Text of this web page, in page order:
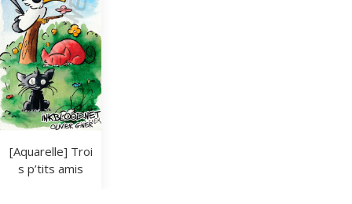
[Aquarelle] Troi
s p’tits amis